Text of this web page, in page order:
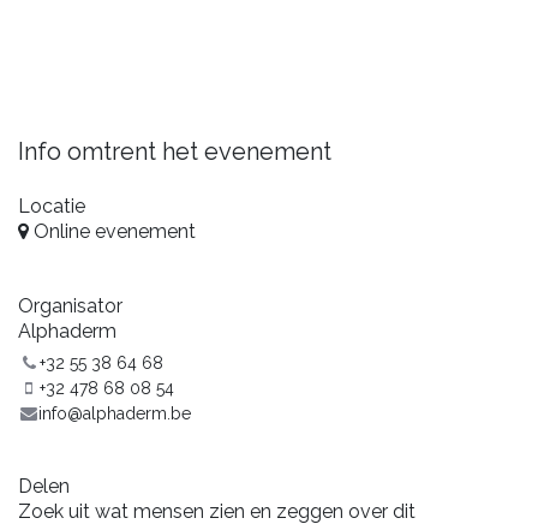
Info omtrent het evenement
Locatie
Online evenement
Organisator
Alphaderm
+32 55 38 64 68
+32 478 68 08 54
info@alphaderm.be
Delen
Zoek uit wat mensen zien en zeggen over dit